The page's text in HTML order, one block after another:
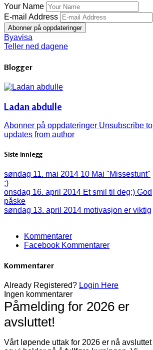
Your Name
E-mail Address
Abonner på oppdateringer
Byavisa
Teller ned dagene
Blogger
Ladan abdulle
Abonner på oppdateringer Unsubscribe to
updates from author
Siste innlegg
søndag 11. mai 2014 10 Mai "Missestunt"
;)
onsdag 16. april 2014 Et smil til deg;) God
påske
søndag 13. april 2014 motivasjon er viktig
Kommentarer
Facebook Kommentarer
Kommentarer
Already Registered? Login Here
Ingen kommentarer
Påmelding for 2026 er
avsluttet!
Vårt løpende uttak for 2026 er nå avsluttet